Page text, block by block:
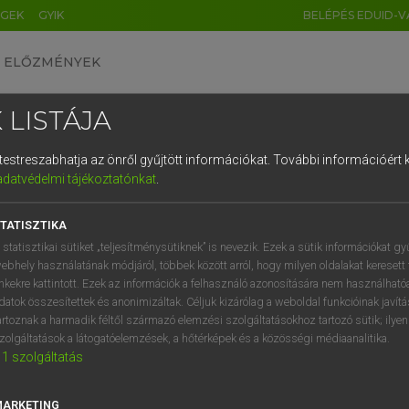
GYIK BELÉPÉS EDUID-
ELŐZMÉNYEK
egyetemes nagyszótár
VAN ELŐFIZETÉSED?
megtekintéséhez.
LISTÁJA
az önről gyűjtött információkat. További információért
tájékoztatónkat.
statisztikai sütiket „teljesítménysütiknek” is nevezik. Ezek a sütik információkat
használatának módjáról, többek között arról, hogy milyen oldalakat keresett
kattintott. Ezek az információk a felhasználó azonosítására nem
összesítettek és anonimizáltak. Céljuk kizárólag a weboldal funkcióinak
a harmadik féltől származó elemzési szolgáltatásokhoz tartozó sütik;
a látogatóelemzések, a hőtérképek és a közösségi médiaanalitika.
1 szolgáltatás
DE CN FR ES IT NL
1 2 3 4 5 6 7 8 9
q w e r t z u i
a s d f g h j k l é
í y x c v b n m , .